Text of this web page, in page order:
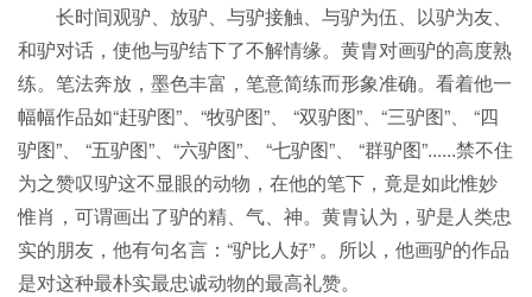
长时间观驴、放驴、与驴接触、与驴为伍、以驴为友、
和驴对话，使他与驴结下了不解情缘。黄胄对画驴的高度熟
练。笔法奔放，墨色丰富，笔意简练而形象准确。看着他一
幅幅作品如“赶驴图”、“牧驴图”、 “双驴图”、“三驴图”、 “四
驴图”、 “五驴图”、“六驴图”、 “七驴图”、 “群驴图”......禁不住
为之赞叹!驴这不显眼的动物，在他的笔下，竟是如此惟妙
惟肖，可谓画出了驴的精、气、神。黄胄认为，驴是人类忠
实的朋友，他有句名言：“驴比人好” 。所以，他画驴的作品
是对这种最朴实最忠诚动物的最高礼赞。